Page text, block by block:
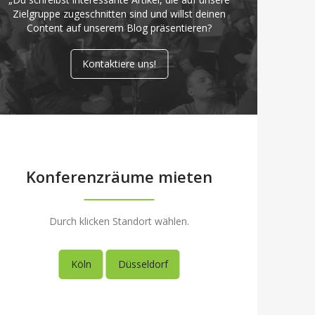
Zielgruppe zugeschnitten sind und willst deinen
Content auf unserem Blog präsentieren?
Kontaktiere uns!
Konferenzräume mieten
Durch klicken Standort wählen.
Köln Düsseldorf